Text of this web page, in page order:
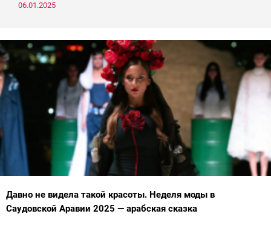
06.01.2025
Давно не видела такой красоты. Неделя моды в
Саудовской Аравии 2025 — арабская сказка